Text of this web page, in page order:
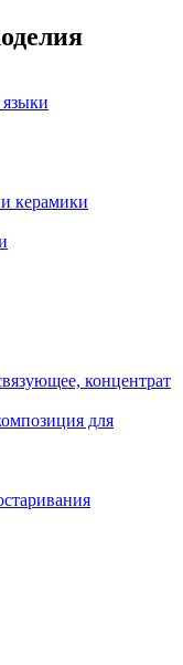
керамики
концентрат
для